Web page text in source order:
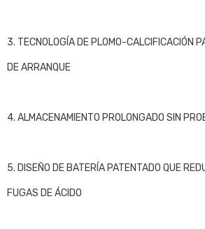
3. TECNOLOGÍA DE PLOMO-CALCIFICACIÓN
DE ARRANQUE
4. ALMACENAMIENTO PROLONGADO SIN
5. DISEÑO DE BATERÍA PATENTADO QUE
FUGAS DE ÁCIDO